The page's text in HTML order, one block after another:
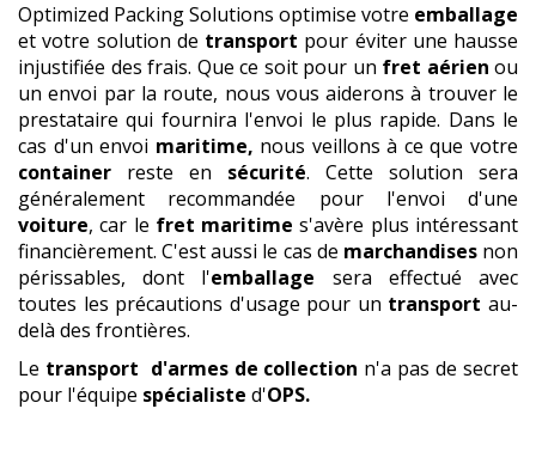
Optimized Packing Solutions optimise votre emballage
et votre solution de transport pour éviter une hausse
injustifiée des frais. Que ce soit pour un fret aérien ou
un envoi par la route, nous vous aiderons à trouver le
prestataire qui fournira l'envoi le plus rapide. Dans le
cas d'un envoi maritime, nous veillons à ce que votre
container reste en sécurité. Cette solution sera
généralement recommandée pour l'envoi d'une
voiture, car le fret maritime s'avère plus intéressant
financièrement. C'est aussi le cas de marchandisesnon
périssables, dont l'emballage sera effectué avec
toutes les précautions d'usage pour un transportau-
delà des frontières.
Le transport d'armes de collection n'a pas de secret
pour l'équipe spécialiste d'OPS.